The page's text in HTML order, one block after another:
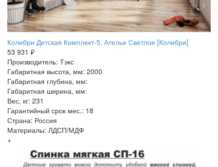
Колибри Детская Комплект-5, Ателье Светлое [Колибри]
53 931 ₽
Производитель: Тэкс
Габаритная высота, мм: 2000
Габаритная глубина, мм:
Габаритная ширина, мм:
Вес, кг: 231
Гарантийный срок мес.: 18
Страна: Россия
Материалы: ЛДСП/МДФ
+